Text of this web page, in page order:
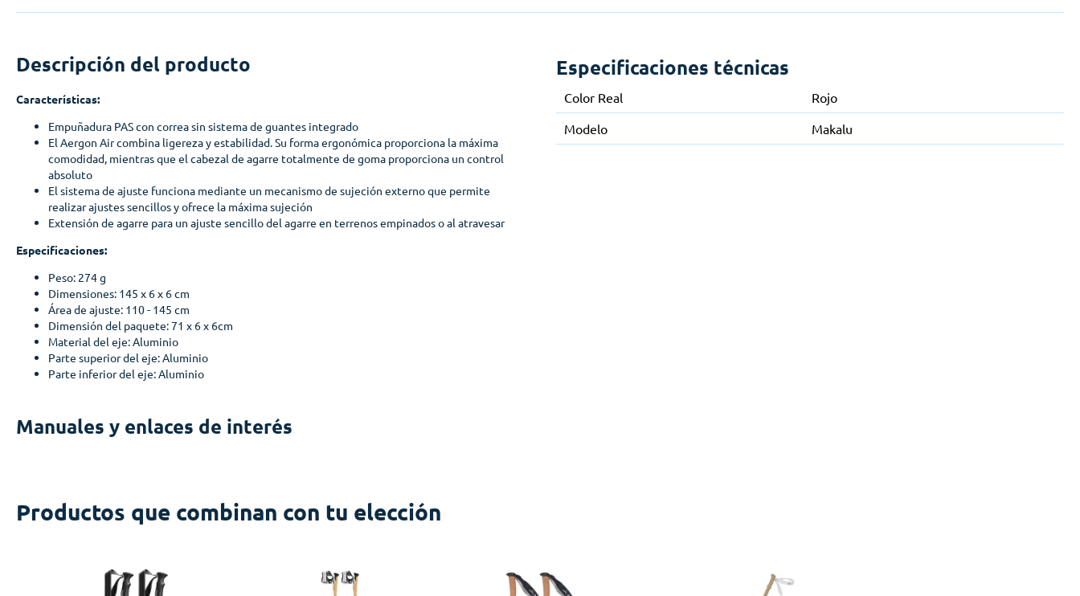
Descripción del producto
Características:
Empuñadura PAS con correa sin sistema de guantes integrado
El Aergon Air combina ligereza y estabilidad. Su forma ergonómica proporciona la máxima
comodidad, mientras que el cabezal de agarre totalmente de goma proporciona un control
absoluto
El sistema de ajuste funciona mediante un mecanismo de sujeción externo que permite
realizar ajustes sencillos y ofrece la máxima sujeción
Extensión de agarre para un ajuste sencillo del agarre en terrenos empinados o al atravesar
Especificaciones:
Peso: 274 g
Dimensiones: 145 x 6 x 6 cm
Área de ajuste: 110 - 145 cm
Dimensión del paquete: 71 x 6 x 6cm
Material del eje: Aluminio
Parte superior del eje: Aluminio
Parte inferior del eje: Aluminio
Manuales y enlaces de interés
Especificaciones técnicas
Color Real
Rojo
Modelo
Makalu
Productos que combinan con tu elección